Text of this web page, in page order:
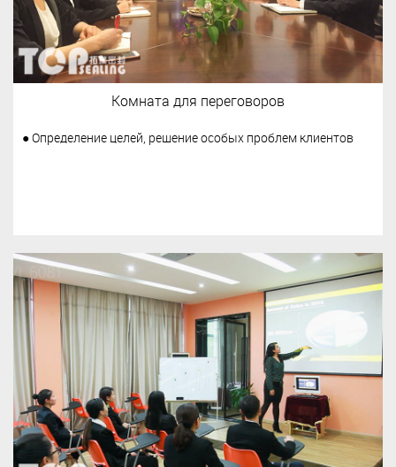
Комната для переговоров
● Определение целей, решение особых проблем клиентов